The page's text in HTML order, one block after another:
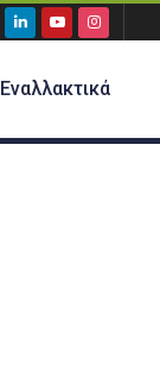
Εναλλακτικά